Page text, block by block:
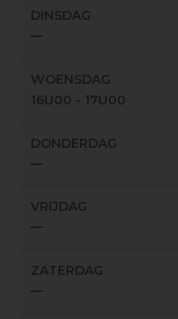
DINSDAG
—
WOENSDAG
16U00 - 17U00
DONDERDAG
—
VRIJDAG
—
ZATERDAG
—